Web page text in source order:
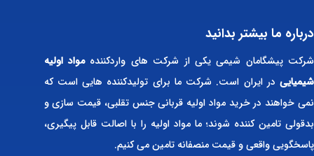
درباره ما بیشتر بدانید
شرکت پیشگامان شیمی یکی از شرکت های واردکنندهمواد اولیه
شیمیایی در ایران است. شرکت ما برای تولیدکننده هایی است که
نمی خواهند در خرید مواد اولیه قربانی جنس تقلبی، قیمت سازی و
بدقولی تامین کننده شوند؛ ما مواد اولیه را با اصالت قابل پیگیری،
پاسخگویی واقعی و قیمت منصفانه تامین می کنیم.